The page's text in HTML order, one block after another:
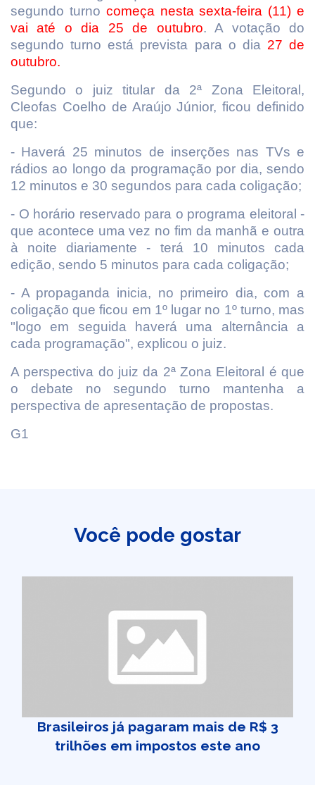
segundo turno começa nesta sexta-feira (11) e
vai até o dia 25 de outubro. A votação do
segundo turno está prevista para o dia 27 de
outubro.
Segundo o juiz titular da 2ª Zona Eleitoral,
Cleofas Coelho de Araújo Júnior, ficou definido
que:
- Haverá 25 minutos de inserções nas TVs e
rádios ao longo da programação por dia, sendo
12 minutos e 30 segundos para cada coligação;
- O horário reservado para o programa eleitoral -
que acontece uma vez no fim da manhã e outra
à noite diariamente - terá 10 minutos cada
edição, sendo 5 minutos para cada coligação;
- A propaganda inicia, no primeiro dia, com a
coligação que ficou em 1º lugar no 1º turno, mas
"logo em seguida haverá uma alternância a
cada programação", explicou o juiz.
A perspectiva do juiz da 2ª Zona Eleitoral é que
o debate no segundo turno mantenha a
perspectiva de apresentação de propostas.
G1
Você pode gostar
Brasileiros já pagaram mais de R$ 3
trilhões em impostos este ano